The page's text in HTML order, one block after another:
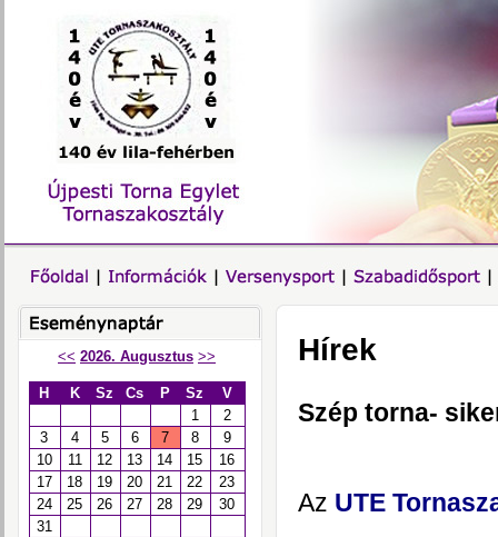
<< 2026. Augusztus >>
H K Sz Cs P Sz
V
1
2
3
4 5 6 7 8
9
10
11 12 13 14 15
16
17
18 19 20 21 22
23
24
25 26 27 28 29
30
31
Hírek
Szép torna-
Az UTE